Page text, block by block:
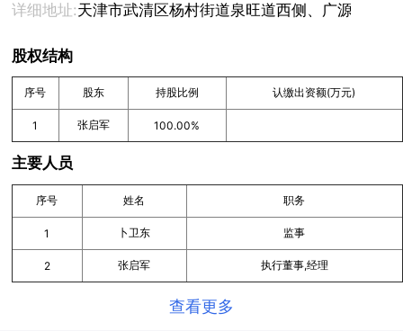
详细地址:天津市武清区杨村街道泉旺道西侧、广源道南
股权结构
序号 股东 持股比例 认缴出资额(万元)
1 张启军 100.00%
主要人员
序号 姓名 职务
1 卜卫东 监事
2 张启军 执行董事,经理
查看更多